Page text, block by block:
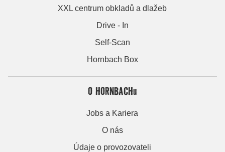
XXL centrum obkladů a dlažeb
Drive - In
Self-Scan
Hornbach Box
O HORNBACHu
Jobs a Kariera
O nás
Údaje o provozovateli